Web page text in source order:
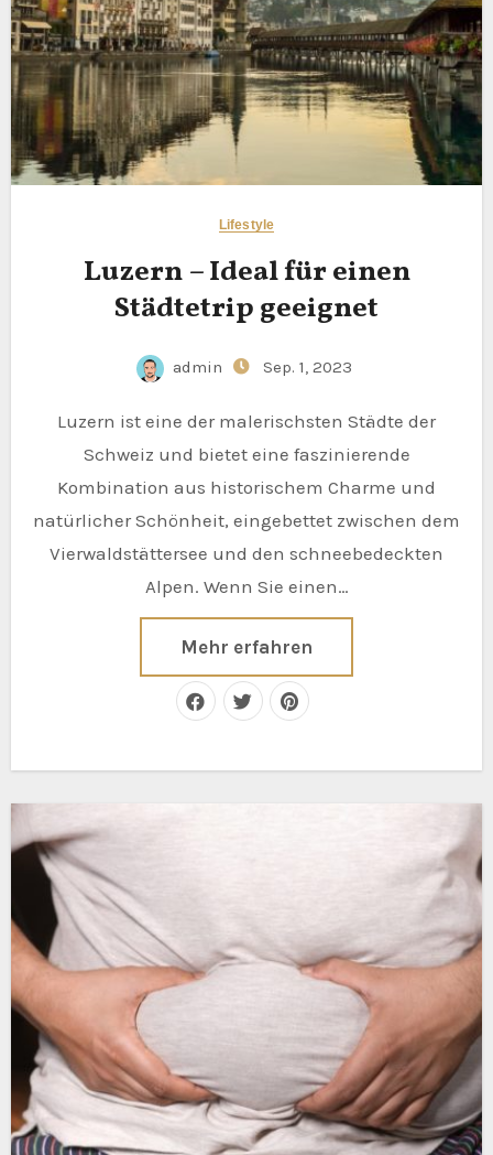
Lifestyle
Luzern – Ideal für einen
Städtetrip geeignet
admin Sep. 1, 2023
Luzern ist eine der malerischsten Städte der
Schweiz und bietet eine faszinierende
Kombination aus historischem Charme und
natürlicher Schönheit, eingebettet zwischen dem
Vierwaldstättersee und den schneebedeckten
Alpen. Wenn Sie einen…
Mehr erfahren